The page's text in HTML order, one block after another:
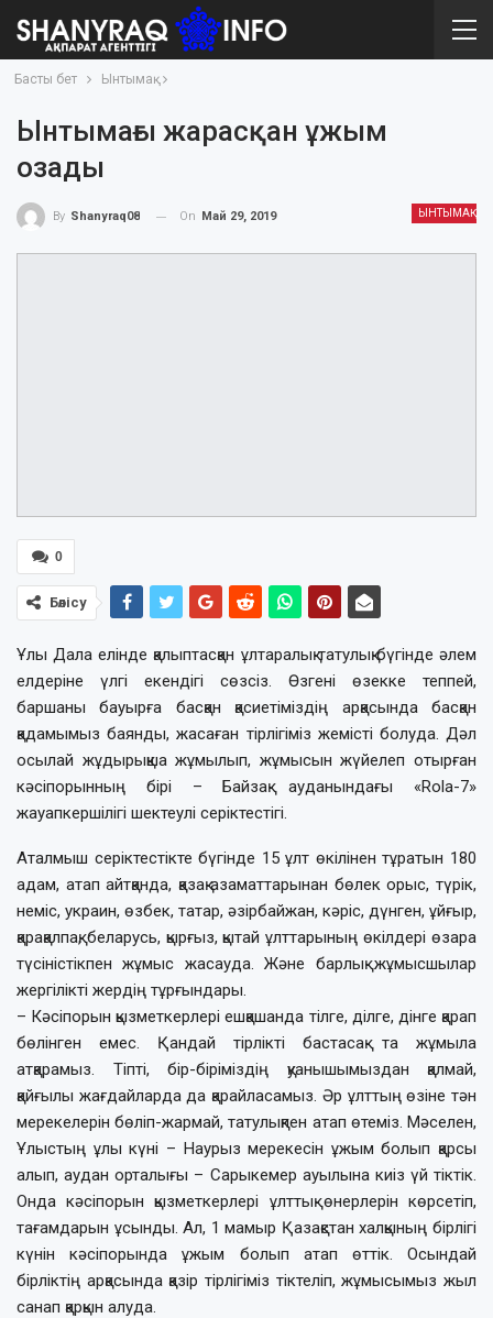
Басты бет Ынтымақ
Ынтымағы жарасқан ұжым
озады
ЫНТЫМАҚ
By Shanyraq08 On Май 29, 2019
0
Бөлісу
Ұлы Дала елінде қалыптасқан ұлтаралық татулық бүгінде әлем
елдеріне үлгі екендігі сөзсіз. Өзгені өзекке теппей,
баршаны бауырға басқан қасиетіміздің арқасында басқан
қадамымыз баянды, жасаған тірлігіміз жемісті болуда. Дәл
осылай жұдырықша жұмылып, жұмысын жүйелеп отырған
кәсіпорынның бірі – Байзақ ауданындағы «Rola-7»
жауапкершілігі шектеулі серіктестігі.
Аталмыш серіктестікте бүгінде 15 ұлт өкілінен тұратын 180
адам, атап айтқанда, қазақ азаматтарынан бөлек орыс, түрік,
неміс, украин, өзбек, татар, әзірбайжан, кәріс, дүнген, ұйғыр,
қарақалпақ, беларусь, қырғыз, қытай ұлттарының өкілдері өзара
түсіністікпен жұмыс жасауда. Және барлық жұмысшылар
жергілікті жердің тұрғындары.
– Кәсіпорын қызметкерлері ешқашанда тілге, ділге, дінге қарап
бөлінген емес. Қандай тірлікті бастасақ та жұмыла
атқарамыз. Тіпті, бір-біріміздің қуанышымыздан қалмай,
қайғылы жағдайларда да қарайласамыз. Әр ұлттың өзіне тән
мерекелерін бөліп-жармай, татулықпен атап өтеміз. Мәселен,
Ұлыстың ұлы күні – Наурыз мерекесін ұжым болып қарсы
алып, аудан орталығы – Сарыкемер ауылына киіз үй тіктік.
Онда кәсіпорын қызметкерлері ұлттық өнерлерін көрсетіп,
тағамдарын ұсынды. Ал, 1 мамыр Қазақстан халқының бірлігі
күнін кәсіпорында ұжым болып атап өттік. Осындай
бірліктің арқасында қазір тірлігіміз тіктеліп, жұмысымыз жыл
санап қарқын алуда.